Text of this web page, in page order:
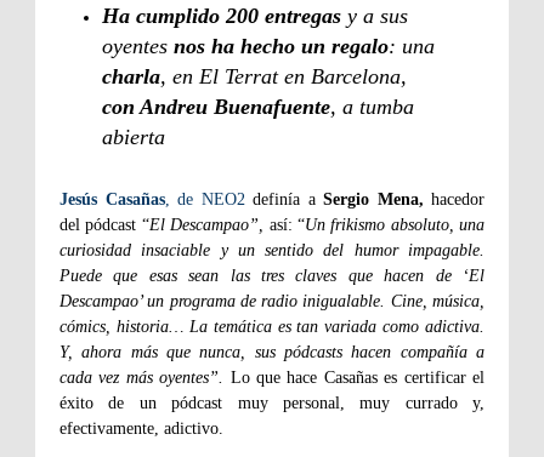
Ha cumplido 200 entregas y a sus
oyentes nos ha hecho un regalo: una
charla, en El Terrat en Barcelona,
con Andreu Buenafuente, a tumba
abierta
Jesús Casañas, de NEO2 definía a Sergio Mena, hacedor
del pódcast “El Descampao”, así: “Un frikismo absoluto, una
curiosidad insaciable y un sentido del humor impagable.
Puede que esas sean las tres claves que hacen de ‘El
Descampao’ un programa de radio inigualable. Cine, música,
cómics, historia… La temática es tan variada como adictiva.
Y, ahora más que nunca, sus pódcasts hacen compañía a
cada vez más oyentes”.
Lo que hace Casañas es certificar el
éxito de un pódcast muy personal, muy currado y,
efectivamente, adictivo.